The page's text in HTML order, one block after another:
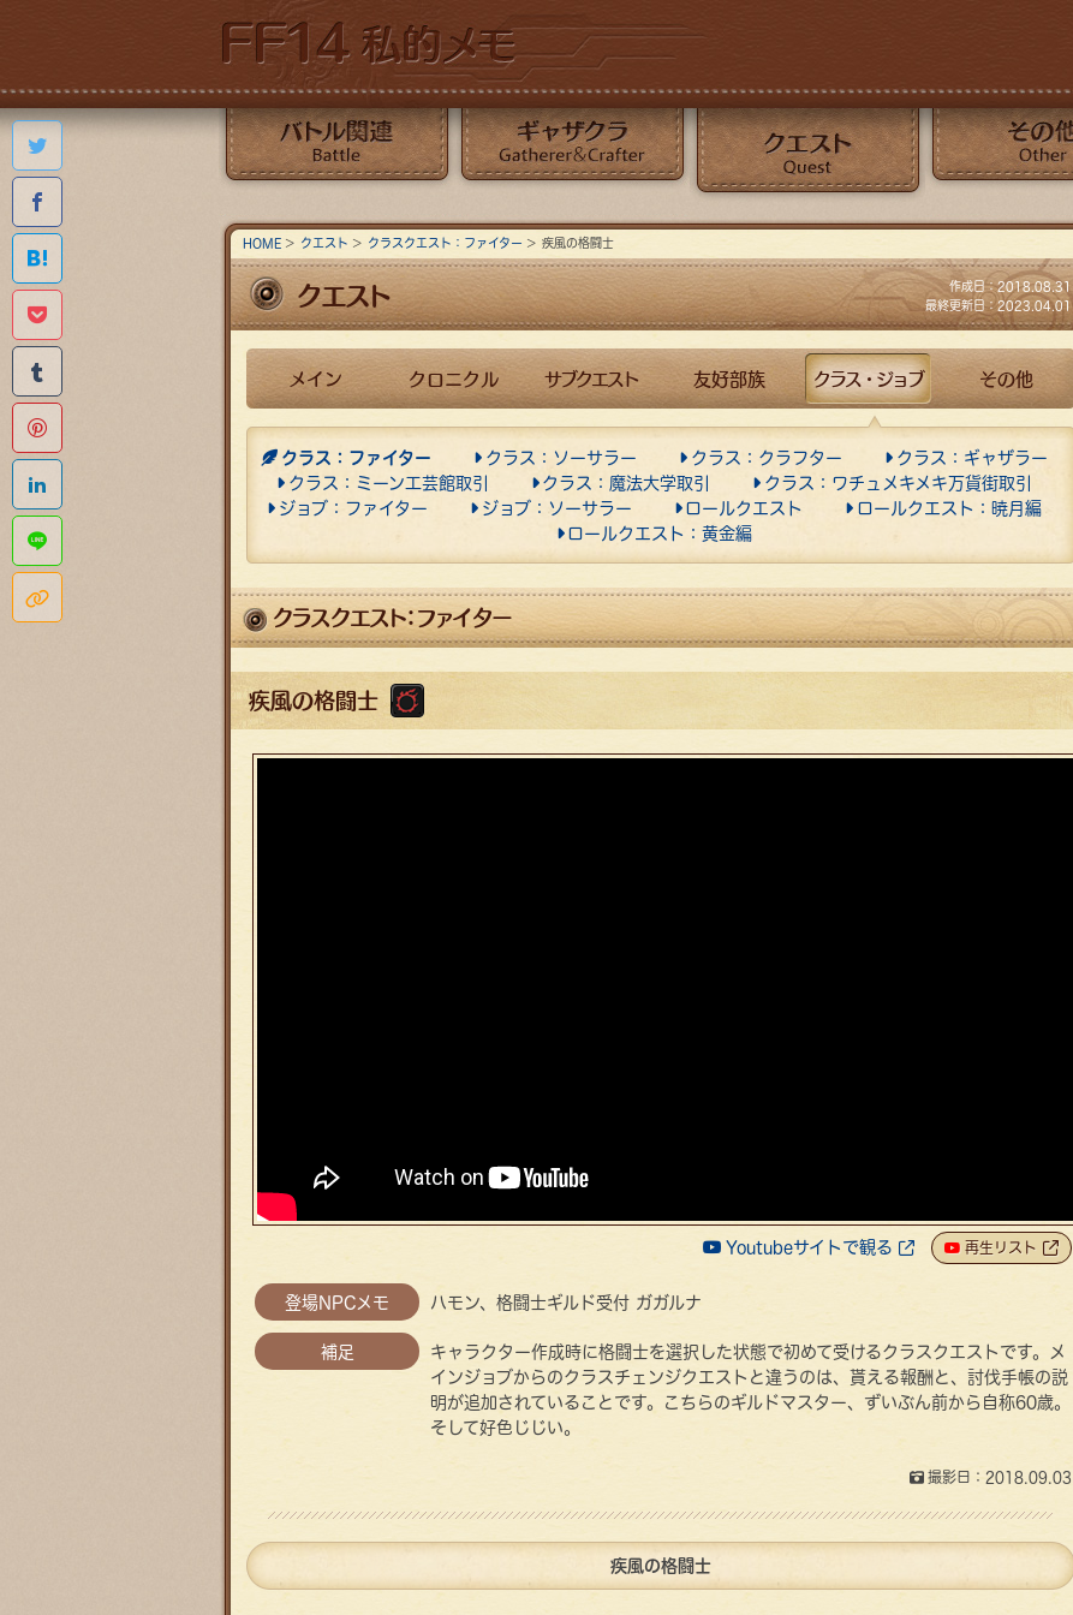
バトル関連 ギャザクラ クエスト その他
HOME クエスト クラスクエスト：ファイター 疾風の格闘士
クエスト
作成日：2018.08.31
最終更新日：2023.04.01
メイン クロニクル サブクエスト 友好部族 クラス・ジョブ その他
クラス：ファイター クラス：ソーサラー クラス：クラフター
クラス：ギャザラー
クラス：ミーン工芸館取引
クラス：魔法大学取引
クラス：ワチュメキメキ万貨街取引
ジョブ：ファイター
ジョブ：ソーサラー ロールクエスト
ロールクエスト：暁月編
ロールクエスト：黄金編
クラスクエスト：ファイター
疾風の格闘士
Youtubeサイトで観る 再生リスト
登場NPCメモ ハモン、格闘士ギルド受付 ガガルナ
補足
キャラクター作成時に格闘士を選択した状態で初めて受けるクラスクエストです。メ
インジョブからのクラスチェンジクエストと違うのは、貰える報酬と、討伐手帳の説
明が追加されていることです。こちらのギルドマスター、ずいぶん前から自称60歳。
そして好色じじい。
撮影日：2018.09.03
疾風の格闘士
Twitterで共有する
はてなブックマークに追加する
Pocketに保存する
Pinterestに追加する
Linkedinでシェアする
このページのタイトルとURLをコピー